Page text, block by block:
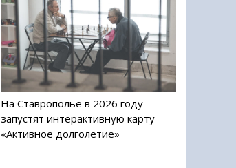
На Ставрополье в 2026 году
запустят интерактивную карту
«Активное долголетие»